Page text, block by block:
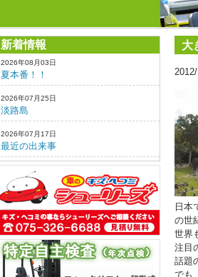
新着情報
2026年08月03日
夏本番！！
2026年07月25日
淡路島
2026年07月17日
最近の出来事
大
日本
の世
世界
注目
話題
でも